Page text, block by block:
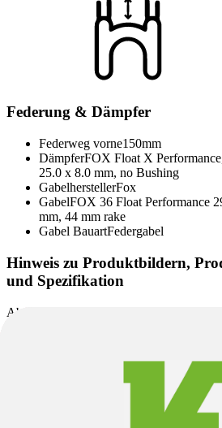
Federung & Dämpfer
Federweg vorne150mm
DämpferFOX Float X
25.0 x 8.0 mm, no Bushing
GabelherstellerFox
GabelFOX 36 Float Performance
mm, 44 mm rake
Gabel BauartFedergabel
Hinweis zu Produktbildern,
und Spezifikation
Abweichungen zwischen angegebenen
Auf den Produktseiten verwendete
Beispielbilder sein und von der
abweichen. Maßgeblich für den